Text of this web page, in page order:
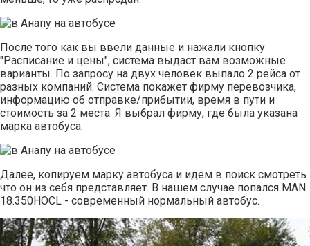
После того как вы ввели данные и нажали кнопку
"Расписание и цены", система выдаст вам возможные
варианты. По запросу на двух человек выпало 2 рейса от
разных компаний. Система покажет фирму перевозчика,
информацию об отправке/прибытии, время в пути и
стоимость за 2 места. Я выбрал фирму, где была указана
марка автобуса.
Далее, копируем марку автобуса и идем в поиск смотреть
что он из себя представляет. В нашем случае попался MAN
18.350HOCL - современный нормальный автобус.